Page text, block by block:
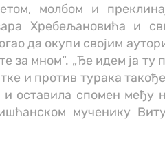
молбом и
Хребељановића и
да окупи својим
мном“. „Ђе идем ја ту
и против турака
оставила спомен међу
мученику